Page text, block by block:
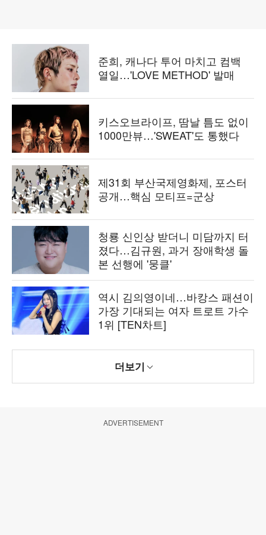
준희, 캐나다 투어 마치고 컴백
열일…'LOVE METHOD' 발매
키스오브라이프, 땀날 틈도 없이
1000만뷰…'SWEAT'도 통했다
제31회 부산국제영화제, 포스터
공개…핵심 모티프=군상
청룡 신인상 받더니 미담까지 터
졌다…김규원, 과거 장애학생 돌
본 선행에 '뭉클'
역시 김의영이네…바캉스 패션이
가장 기대되는 여자 트로트 가수
1위 [TEN차트]
더보기
ADVERTISEMENT